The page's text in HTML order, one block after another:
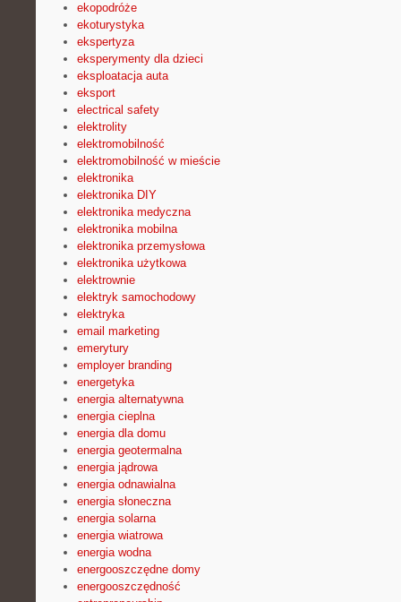
ekopodróże
ekoturystyka
ekspertyza
eksperymenty dla dzieci
eksploatacja auta
eksport
electrical safety
elektrolity
elektromobilność
elektromobilność w mieście
elektronika
elektronika DIY
elektronika medyczna
elektronika mobilna
elektronika przemysłowa
elektronika użytkowa
elektrownie
elektryk samochodowy
elektryka
email marketing
emerytury
employer branding
energetyka
energia alternatywna
energia cieplna
energia dla domu
energia geotermalna
energia jądrowa
energia odnawialna
energia słoneczna
energia solarna
energia wiatrowa
energia wodna
energooszczędne domy
energooszczędność